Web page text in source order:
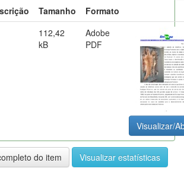
Tamanho
Formato
112,42
kB
Adobe
PDF
Visualizar/
do item Visualizar estatísticas